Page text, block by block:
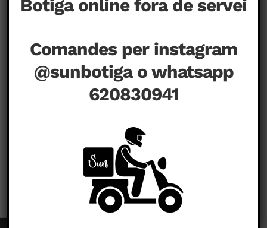
Botiga online fora de servei
Comandes per instagram
@sunbotiga o whatsapp
620830941